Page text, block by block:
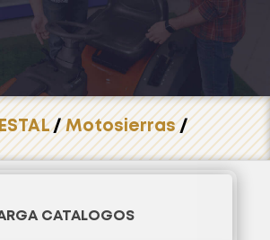
/Motosierras/
CATALOGOS